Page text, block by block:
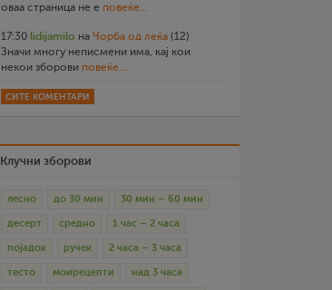
оваа страница не е повеќе...
17:30 lidijamilo на Чорба од леќа (12)
Значи многу неписмени има, кај кои
некои зборови повеќе...
СИТЕ КОМЕНТАРИ
Клучни зборови
лесно до 30 мин 30 мин – 60 мин
десерт средно 1 час – 2 часа
појадок ручек 2 часа – 3 часа
тесто моирецепти над 3 часа